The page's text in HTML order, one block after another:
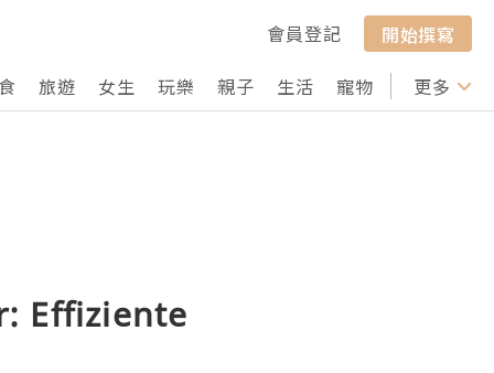
會員登記
開始撰寫
旅遊 女生 玩樂 親子 生活 寵物 行山 打卡
更多
Effiziente